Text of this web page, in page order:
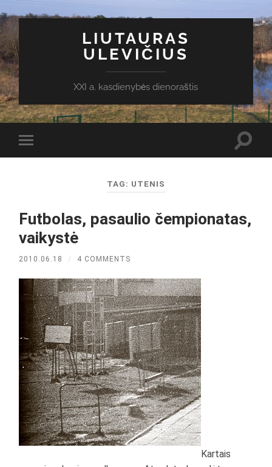
LIUTAURAS
ULEVIČIUS
XXI a. kasdienybės dienoraštis
Toggle
mobile
TAG: UTENIS
Futbolas, pasaulio čempionatas,
vaikystė
2010.06.18 / 4 COMMENTS
Kartais